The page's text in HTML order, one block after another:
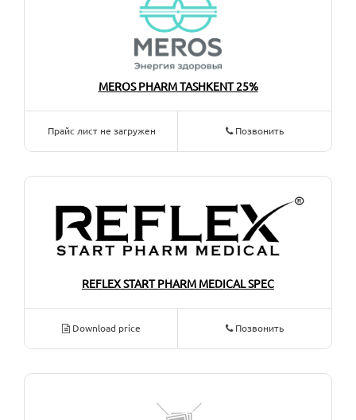
MEROS PHARM TASHKENT 25%
Прайс лист не загружен Позвонить
REFLEX START PHARM MEDICAL SPEC
Download price Позвонить